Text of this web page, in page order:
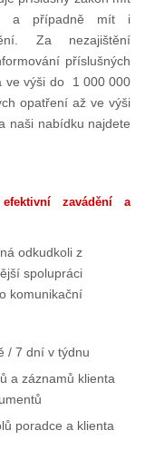
a případně mít i
Za nezajištění
příslušných
ve výši do 1 000 000
opatření až ve výši
naši nabídku najdete
zavádění a
odkudkoli z
spolupráci
komunikační
/ 7 dní v týdnu
a záznamů klienta
poradce a klienta